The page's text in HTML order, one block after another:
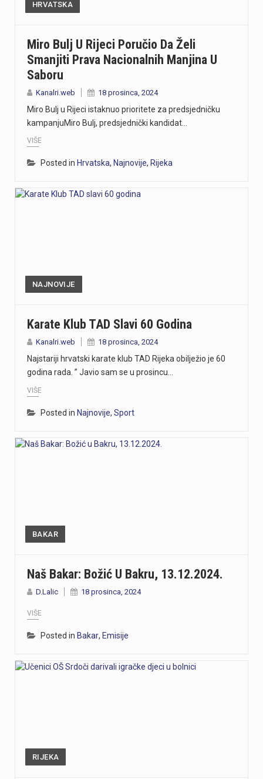
HRVATSKA
Miro Bulj U Rijeci Poručio Da Želi
Smanjiti Prava Nacionalnih Manjina U
Saboru
Kanalri.web 18 prosinca, 2024
Miro Bulj u Rijeci istaknuo prioritete za predsjedničku
kampanjuMiro Bulj, predsjednički kandidat…
VIŠE
Posted in Hrvatska, Najnovije, Rijeka
NAJNOVIJE
Karate Klub TAD Slavi 60 Godina
Kanalri.web 18 prosinca, 2024
Najstariji hrvatski karate klub TAD Rijeka obilježio je 60
godina rada. ” Javio sam se u prosincu…
VIŠE
Posted in Najnovije, Sport
BAKAR
Naš Bakar: Božić U Bakru, 13.12.2024.
D.Lalic 18 prosinca, 2024
VIŠE
Posted in Bakar, Emisije
RIJEKA